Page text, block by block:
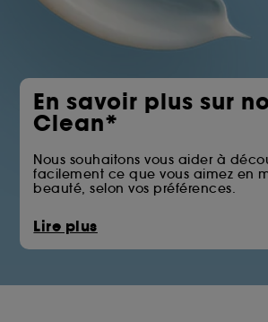
En savoir plus sur
Clean*
Nous souhaitons vous aider à
facilement ce que vous aimez en
beauté, selon vos préférences.
La pastille Clean at Sephora vous
d’identifier les produits qui écartent
ingrédients issus des familles telles
Lire plus